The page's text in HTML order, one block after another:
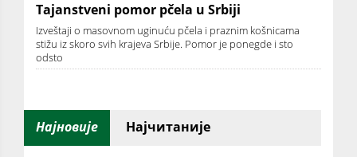
Tajanstveni pomor pčela u Srbiji
Izveštaji o masovnom uginuću pčela i praznim košnicama
stižu iz skoro svih krajeva Srbije. Pomor je ponegde i sto
odsto
Најновије Најчитаније